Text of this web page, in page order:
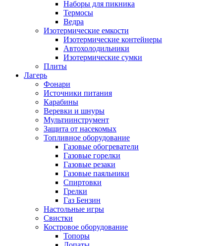
Наборы для пикника
Термосы
Ведра
Изотермические емкости
Изотермические контейнеры
Автохолодильники
Изотермические сумки
Плиты
Лагерь
Фонари
Источники питания
Карабины
Веревки и шнуры
Мультиинструмент
Защита от насекомых
Топливное оборудование
Газовые обогреватели
Газовые горелки
Газовые резаки
Газовые паяльники
Спиртовки
Грелки
Газ Бензин
Настольные игры
Свистки
Костровое оборудование
Топоры